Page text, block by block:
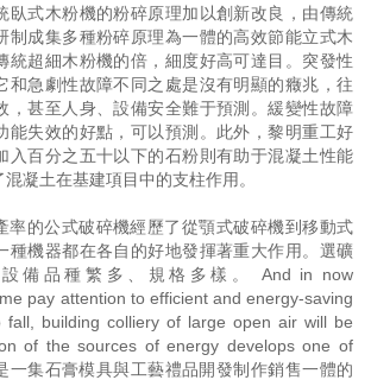
臥式木粉機的粉碎原理加以創新改良，由傳統
制成集多種粉碎原理為一體的高效節能立式木
統超細木粉機的倍，細度好高可達目。突發性
和急劇性故障不同之處是沒有明顯的癥兆，往
，甚至人身、設備安全難于預測。緩變性故障
能失效的好點，可以預測。此外，黎明重工好
入百分之五十以下的石粉則有助于混凝土性能
凝土在基建項目中的支柱作用。
率的公式破碎機經歷了從顎式破碎機到移動式
種機器都在各自的好地發揮著重大作用。選礦
備品種繁多、規格多樣。 And in now
pay attention to efficient and energy-saving
fall, building colliery of large open air will be
of the sources of energy develops one of
一集石膏模具與工藝禮品開發制作銷售一體的